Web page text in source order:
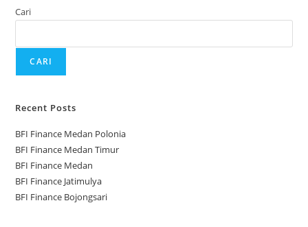
Cari
CARI
Recent Posts
BFI Finance Medan Polonia
BFI Finance Medan Timur
BFI Finance Medan
BFI Finance Jatimulya
BFI Finance Bojongsari